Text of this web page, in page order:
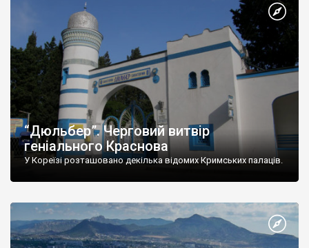
“Дюльбер”. Черговий витвір
геніального Краснова
У Кореїзі розташовано декілька відомих Кримських палаців.